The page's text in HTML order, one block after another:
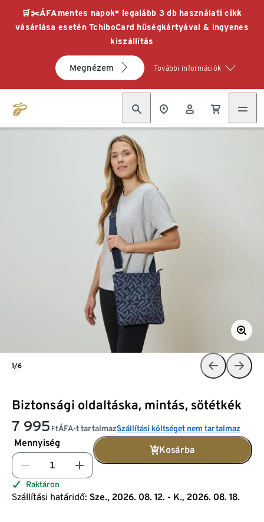
🛒✂️ÁFAmentes napok* legalább 3 db használati cikk
vásárlása esetén TchiboCard hűségkártyával & ingyenes
kiszállítás
Megnézem További információk
Biztonsági oldaltáska, mintás, sötétkék
7 995 FtÁFA-t tartalmazSzállítási költséget nem tartalmaz
Mennyiség
Kosárba
Raktáron
Szállítási határidő: Sze., 2026. 08. 12. - K., 2026. 08. 18.
1/6